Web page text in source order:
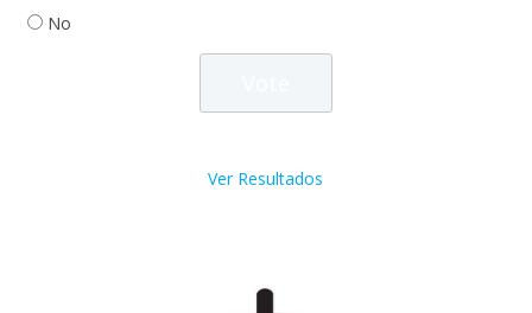
No
Ver Resultados